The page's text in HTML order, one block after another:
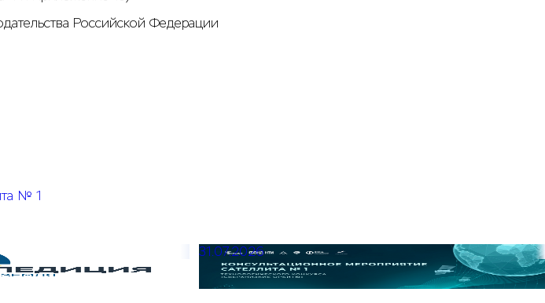
Российской Федерации
№ 1
№ 5 Системы конкурсов
31.07.2026
Консультационное мероприятие для участников
Квалификационного этапа Сателлита № 1